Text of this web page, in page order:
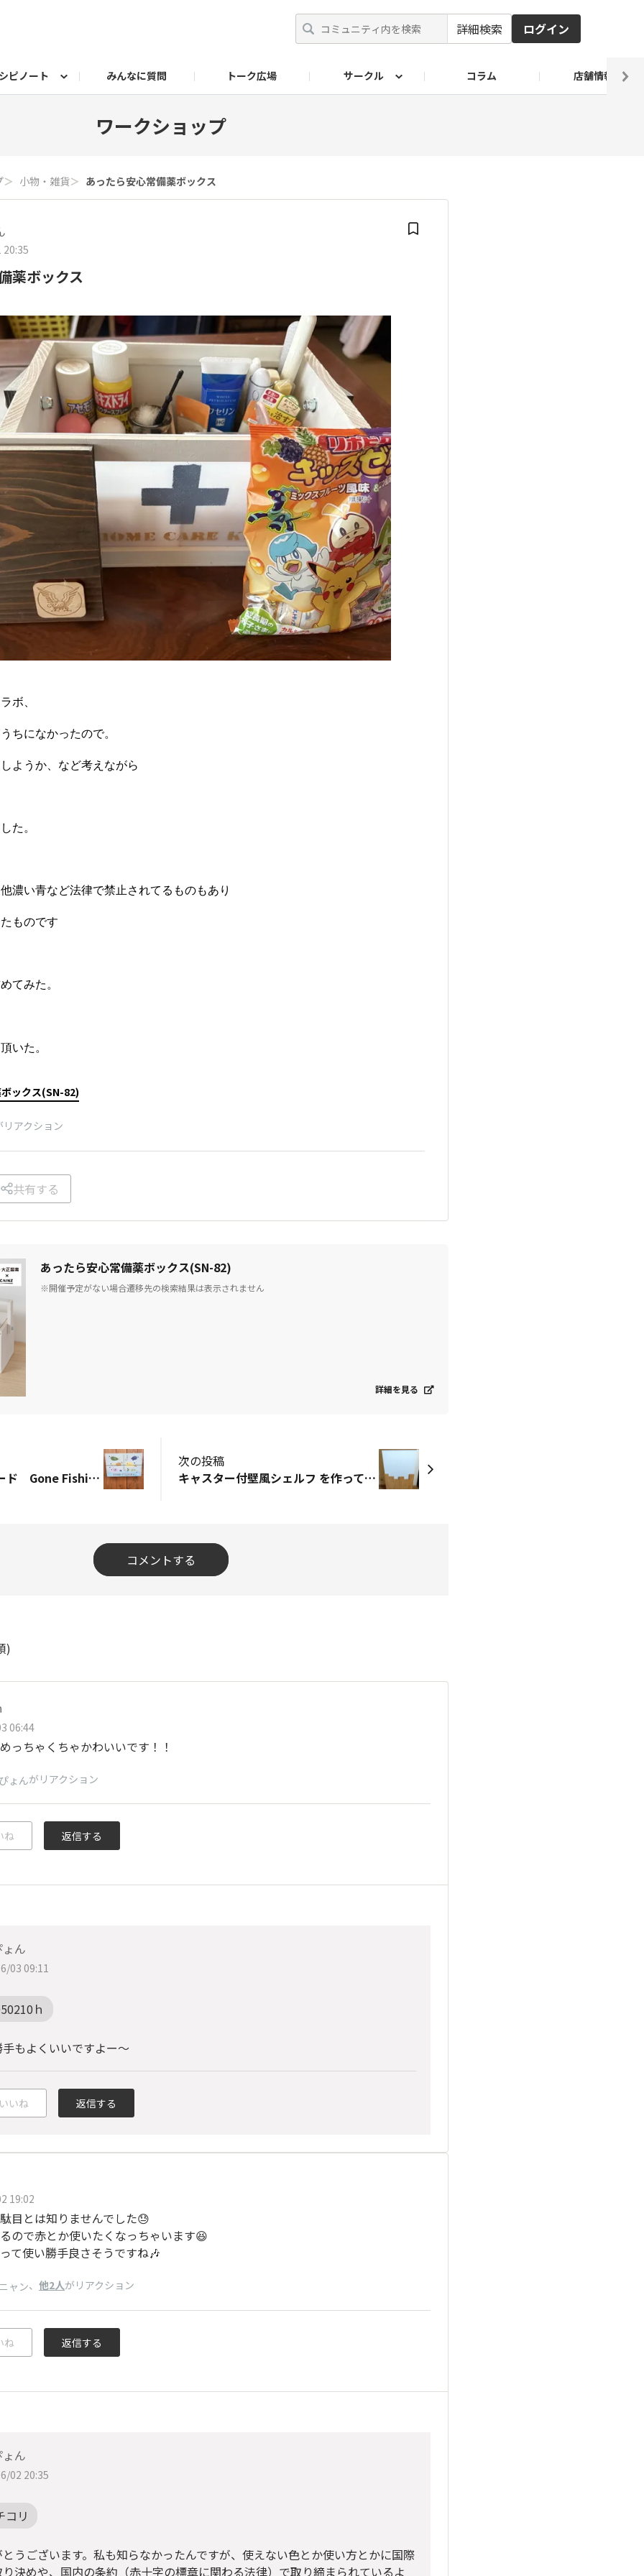
詳細検索 ログイン
ピノート みんなに質問 トーク広場 サークル コラム 店舗情報
ワークショップ
＞ 小物・雑貨＞ あったら安心常備薬ボックス
薬ボックス
ボ、
ちになかったので。
ようか、など考えながら
た。
濃い青など法律で禁止されてるものもあり
ものです
てみた。
いた。
ックス(SN-82)
リアクション
共有する
あったら安心常備薬ボックス(SN-82)
※開催予定がない場合遷移先の検索結果は表示されません
詳細を見る
タイニーサインボード Gone Fishing/退席中
次の投稿
キャスター付壁風シェルフ を作って来ました✨️
コメントする
)
06:44
っちゃくちゃかわいいです！！
ょんがリアクション
ね 返信する
ん
03 09:11
ｈ
もよくいいですよー〜
いね 返信する
19:02
目とは知りませんでした😓
ので赤とか使いたくなっちゃいます😆
て使い勝手良さそうですね🎶
ャン、 他2人がリアクション
ね 返信する
ん
02 20:35
コリ
うございます。私も知らなかったんですが、使えない色とか使い方とかに国際
決めや、国内の条約（赤十字の標章に関わる法律）で取り締まられているよ